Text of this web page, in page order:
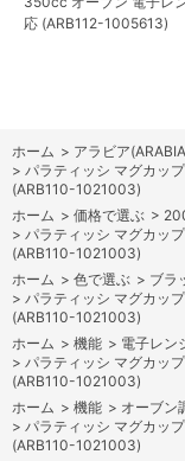
応 (ARB112-1005613)
ホーム > アラビア
> パラティッシ マグカッ
(ARB110-1021003)
ホーム > 価格で選ぶ >
> パラティッシ マグカッ
(ARB110-1021003)
ホーム > 色で選ぶ > ブラ
> パラティッシ マグカッ
(ARB110-1021003)
ホーム > 機能 > 電子レン
> パラティッシ マグカッ
(ARB110-1021003)
ホーム > 機能 > オーブン
> パラティッシ マグカッ
(ARB110-1021003)